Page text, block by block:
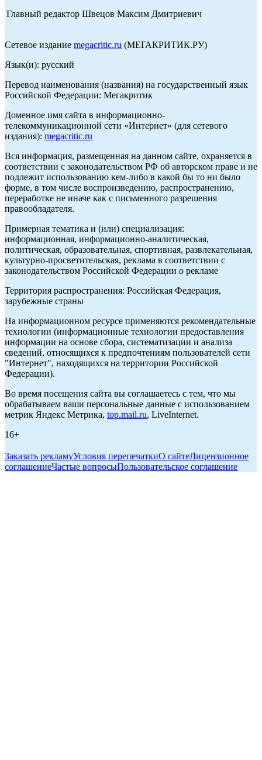
Главный редактор Швецов Максим Дмитриевич
Сетевое издание megacritic.ru (МЕГАКРИТИК.РУ)
Язык(и): русский
Перевод наименования (названия) на государственный язык
Российской Федерации: Мегакритик
Доменное имя сайта в информационно-
телекоммуникационной сети «Интернет» (для сетевого
издания): megacritic.ru
Вся информация, размещенная на данном сайте, охраняется в
соответствии с законодательством РФ об авторском праве и не
подлежит использованию кем-либо в какой бы то ни было
форме, в том числе воспроизведению, распространению,
переработке не иначе как с письменного разрешения
правообладателя.
Примерная тематика и (или) специализация:
информационная, информационно-аналитическая,
политическая, образовательная, спортивная, развлекательная,
культурно-просветительская, реклама в соответствии с
законодательством Российской Федерации о рекламе
Территория распространения: Российская Федерация,
зарубежные страны
На информационном ресурсе применяются рекомендательные
технологии (информационные технологии предоставления
информации на основе сбора, систематизации и анализа
сведений, относящихся к предпочтениям пользователей сети
"Интернет", находящихся на территории Российской
Федерации).
Во время посещения сайта вы соглашаетесь с тем, что мы
обрабатываем ваши персональные данные с использованием
метрик Яндекс Метрика, top.mail.ru, LiveInternet.
16+
Заказать рекламуУсловия перепечаткиО сайтеЛицензионное
соглашениеЧастые вопросыПользовательское соглашение